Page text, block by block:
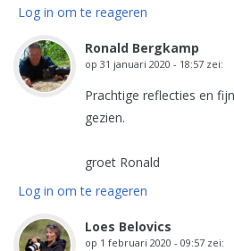
Log in om te reageren
Ronald Bergkamp
op 31 januari 2020 - 18:57 zei:
Prachtige reflecties en
gezien.
groet Ronald
Log in om te reageren
Loes Belovics
op 1 februari 2020 - 09:57 zei: